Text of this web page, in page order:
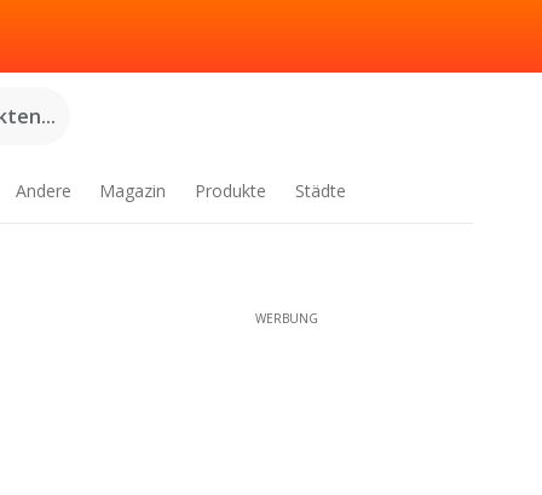
Andere Magazin Produkte Städte
WERBUNG